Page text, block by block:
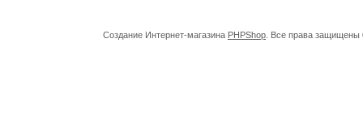
Создание Интернет-магазина PHPShop . Все права защищены